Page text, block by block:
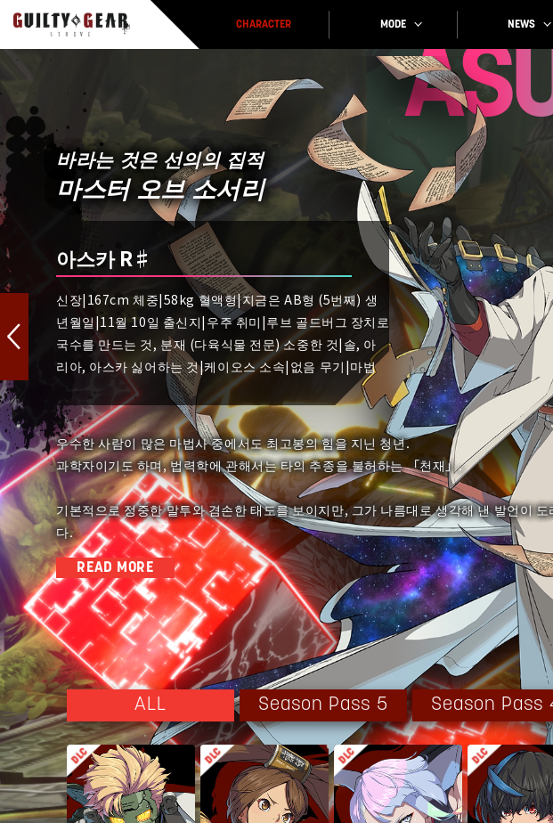
CHARACTER MODE NEWS
바라는 것은 선의의 집적
마스터 오브 소서리
아스카 R♯
신장|167cm 체중|58kg 혈액형|지금은 AB형 (5번째) 생
년월일|11월 10일 출신지|우주 취미|루브 골드버그 장치로
국수를 만드는 것, 분재 (다육식물 전문) 소중한 것|솔, 아
리아, 아스카 싫어하는 것|케이오스 소속|없음 무기|마법
우수한 사람이 많은 마법사 중에서도 최고봉의 힘을 지닌 청년.
과학자이기도 하며, 법력학에 관해서는 타의 추종을 불허하는 「천재」.
기본적으로 정중한 말투와 겸손한 태도를 보이지만, 그가 나름대로 생각해 낸 발언이
다.
뛰어난 두뇌와는 반대로 체력이 약하여, 짧은 시간의 운동으로도 숨이 금방 가빠진다.
그래서 주변에 힘을 써야 하는 일이 있다면 직접 만든 비트에게 맡기고 있다.
세계 평화의 실현을 위해, 오늘도 아스카는 우주에서 「투명한 숫자」를 계속 발신해 나
READ MORE
ALL Season Pass 5 Season Pass